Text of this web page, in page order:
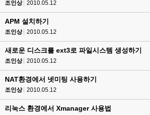
조인상 2010.05.12
APM 설치하기
조인상 2010.05.12
새로운 디스크를 ext3로 파일시스템 생성하기
조인상 2010.05.12
NAT환경에서 넷미팅 사용하기
조인상 2010.05.12
리눅스 환경에서 Xmanager 사용법